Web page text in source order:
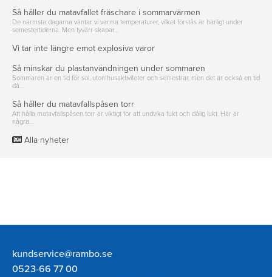
Så håller du matavfallet fräschare i sommarvärmen
De närmsta dagarna väntar vi varma temperaturer, vilket förstås är härligt under
semestertiderna. Men tyvärr skapar…
Vi tar inte längre emot explosiva varor
Så minskar du plastanvändningen under sommaren
Sommaren är en tid för sol, utomhusaktiviteter och semestrar, men det är också en tid
då…
Så håller du matavfallspåsen torr
Att hålla matavfallspåsen torr är viktigt för att undvika fukt och dålig lukt. Här är
några…
Alla nyheter
Rambo
AB
kundservice@rambo.se
0523-66 77 00